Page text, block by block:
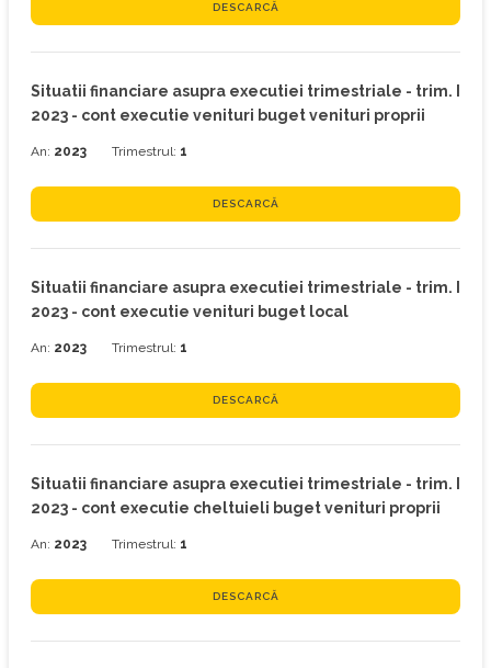
DESCARCĂ
Situatii financiare asupra executiei trimestriale - trim. I
2023 - cont executie venituri buget venituri proprii
An: 2023 Trimestrul: 1
DESCARCĂ
Situatii financiare asupra executiei trimestriale - trim. I
2023 - cont executie venituri buget local
An: 2023 Trimestrul: 1
DESCARCĂ
Situatii financiare asupra executiei trimestriale - trim. I
2023 - cont executie cheltuieli buget venituri proprii
An: 2023 Trimestrul: 1
DESCARCĂ